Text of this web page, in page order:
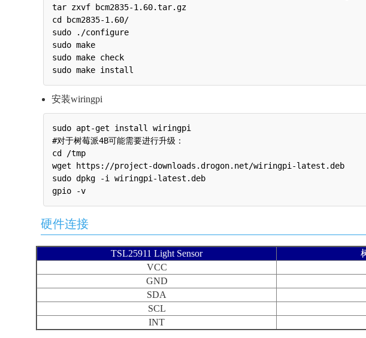
tar zxvf bcm2835-1.60.tar.gz
cd bcm2835-1.60/
sudo ./configure
sudo make
sudo make check
安装wiringpi
sudo apt-get install wiringpi
#对于树莓派4B可能需要进行升级：
cd /tmp
wget https://project-downloads.drogon.net/wiringpi-latest.deb
sudo dpkg -i wiringpi-latest.deb
硬件连接
TSL25911 Light Sensor
VCC
GND
SDA
SCL
INT